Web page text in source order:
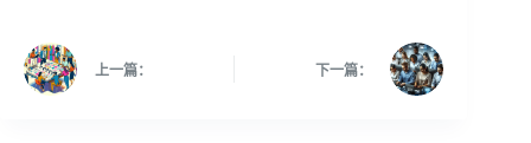
上一篇： 下一篇：